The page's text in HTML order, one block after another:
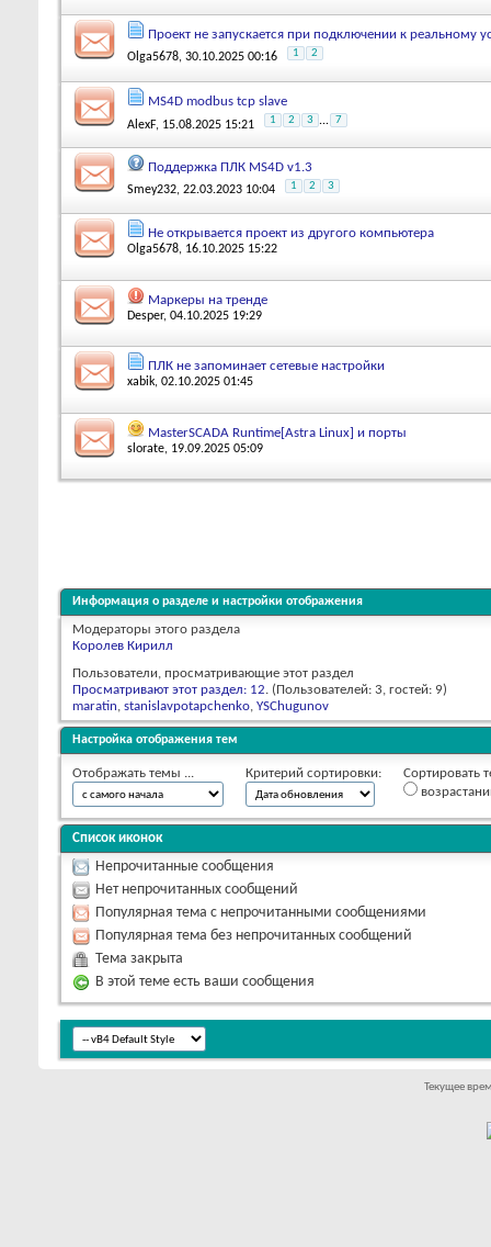
Проект не запускается при подключении к реальному
Olga5678, 30.10.2025 00:16 1 2
MS4D modbus tcp slave
AlexF, 15.08.2025 15:21 1 2 3 ... 7
Поддержка ПЛК MS4D v1.3
Smey232, 22.03.2023 10:04 1 2 3
Не открывается проект из другого компьютера
Olga5678, 16.10.2025 15:22
Маркеры на тренде
Desper, 04.10.2025 19:29
ПЛК не запоминает сетевые настройки
xabik, 02.10.2025 01:45
MasterSCADA Runtime[Astra Linux] и порты
slorate, 19.09.2025 05:09
Информация о разделе и настройки отображения
Модераторы этого раздела
Королев Кирилл
Пользователи, просматривающие этот раздел
Просматривают этот раздел: 12. (Пользователей: 3, гостей: 9)
maratin, stanislavpotapchenko, YSChugunov
Настройка отображения тем
Отображать темы ... Критерий сортировки:
Сортировать
Список иконок
Непрочитанные сообщения
Нет непрочитанных сообщений
Популярная тема с непрочитанными сообщениями
Популярная тема без непрочитанных сообщений
Тема закрыта
В этой теме есть ваши сообщения
Текущее